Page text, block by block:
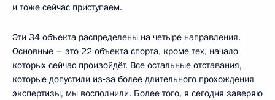
и тоже сейчас приступаем.
Эти 34 объекта распределены на четыре направления.
Основные – это 22 объекта спорта, кроме тех, начало
которых сейчас произойдёт. Все остальные отставания,
которые допустили из‑за более длительного прохождения
экспертизы, мы восполнили. Более того, я сегодня заверяю